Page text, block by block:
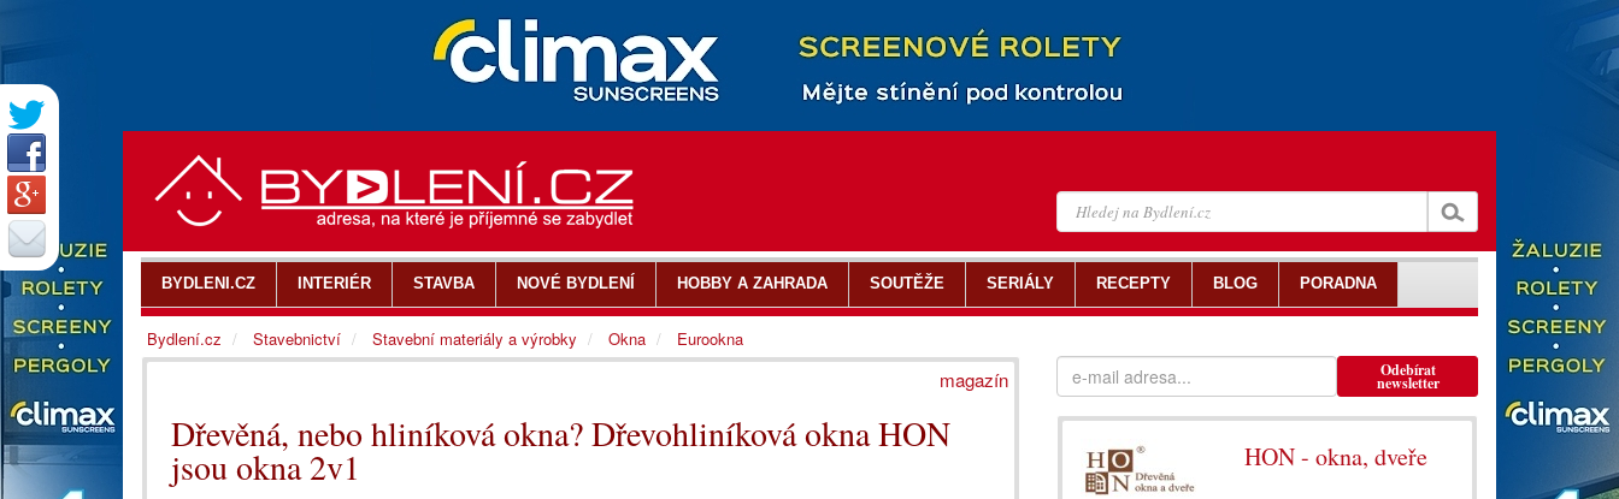
magazín
Dřevěná, nebo hliníková okna? Dřevohliníková okna HON
jsou okna 2v1
Odebírat
newsletter
HON - okna, dveře
BYDLENI.CZ INTERIÉR STAVBA NOVÉ BYDLENÍ HOBBY A ZAHRADA SOUTĚŽE SERIÁLY RECEPTY BLOG PORADNA
Bydlení.cz Stavebnictví Stavební materiály a výrobky Okna Eurookna